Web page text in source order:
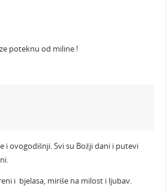
poteknu od miline !
i ovogodišnji. Svi su Božji dani i putevi
i bjelasa, miriše na milost i ljubav.